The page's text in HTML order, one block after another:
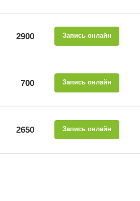
2900 Запись онлайн
700 Запись онлайн
2650 Запись онлайн